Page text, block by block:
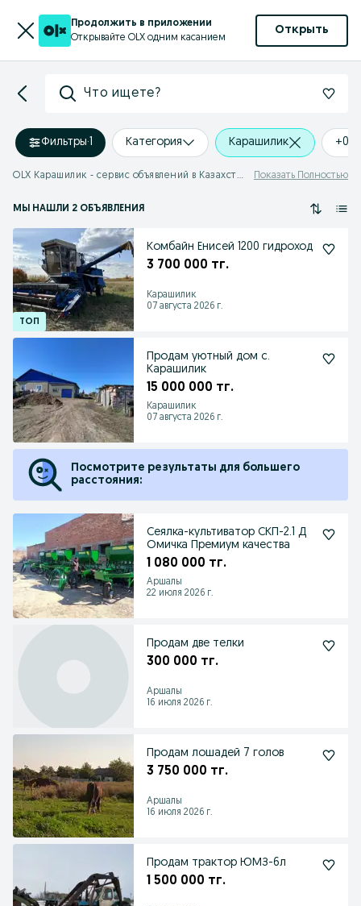
Продолжить в приложении
Открывайте OLX одним касанием
Открыть
Что ищете?
Фильтры·1 Категория Карашилик +0
OLX Карашилик - сервис объявлений в Казахстане Показать Полностью
МЫ НАШЛИ 2 ОБЪЯВЛЕНИЯ
Комбайн Енисей 1200 гидроход
3 700 000 тг.
Карашилик
07 августа 2026 г.
Продам уютный дом с.
Карашилик
15 000 000 тг.
Карашилик
07 августа 2026 г.
Посмотрите результаты для большего
расстояния:
Сеялка-культиватор СКП-2.1 Д
Омичка Премиум качества
1 080 000 тг.
Аршалы
22 июля 2026 г.
Продам две телки
300 000 тг.
Аршалы
16 июля 2026 г.
Продам лошадей 7 голов
3 750 000 тг.
Аршалы
16 июля 2026 г.
Продам трактор ЮМЗ-6л
1 500 000 тг.